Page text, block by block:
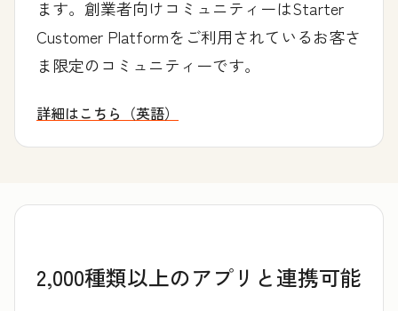
ます。創業者向けコミュニティーはStarter
Customer Platformをご利用されているお客さ
ま限定のコミュニティーです。
詳細はこちら（英語）
創業者コミュニティーについて
2,000種類以上のアプリと連携可能